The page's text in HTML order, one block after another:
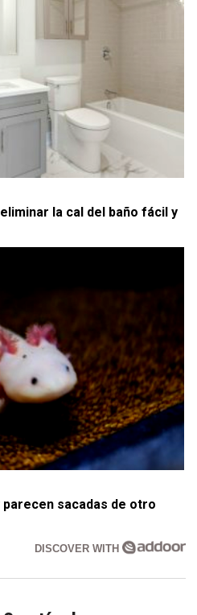
la cal del baño fácil y
sacadas de otro
DISCOVER WITH